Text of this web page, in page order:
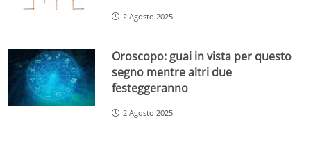
2 Agosto 2025
Oroscopo: guai in vista per questo
segno mentre altri due
festeggeranno
2 Agosto 2025